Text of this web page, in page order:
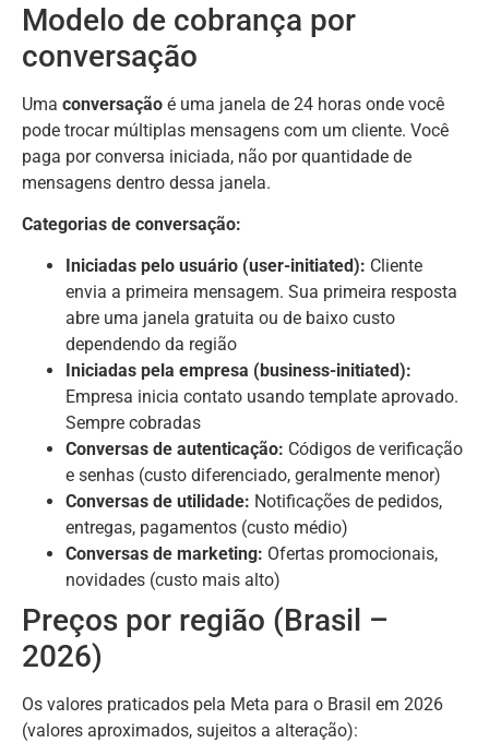
Modelo de cobrança por
conversação
Uma conversação é uma janela de 24 horas onde você
pode trocar múltiplas mensagens com um cliente. Você
paga por conversa iniciada, não por quantidade de
mensagens dentro dessa janela.
Categorias de conversação:
Iniciadas pelo usuário (user-initiated): Cliente
envia a primeira mensagem. Sua primeira resposta
abre uma janela gratuita ou de baixo custo
dependendo da região
Iniciadas pela empresa (business-initiated):
Empresa inicia contato usando template aprovado.
Sempre cobradas
Conversas de autenticação: Códigos de verificação
e senhas (custo diferenciado, geralmente menor)
Conversas de utilidade: Notificações de pedidos,
entregas, pagamentos (custo médio)
Conversas de marketing: Ofertas promocionais,
novidades (custo mais alto)
Preços por região (Brasil –
2026)
Os valores praticados pela Meta para o Brasil em 2026
(valores aproximados, sujeitos a alteração):